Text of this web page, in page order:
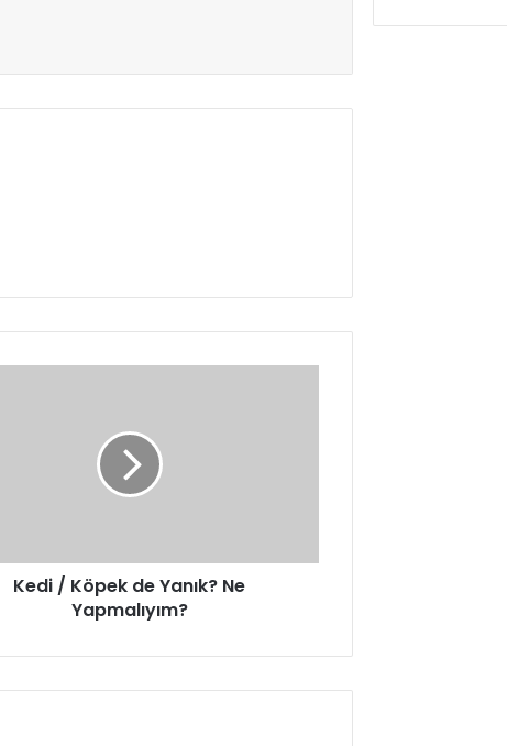
Kedi / Köpek de Yanık? Ne
Yapmalıyım?